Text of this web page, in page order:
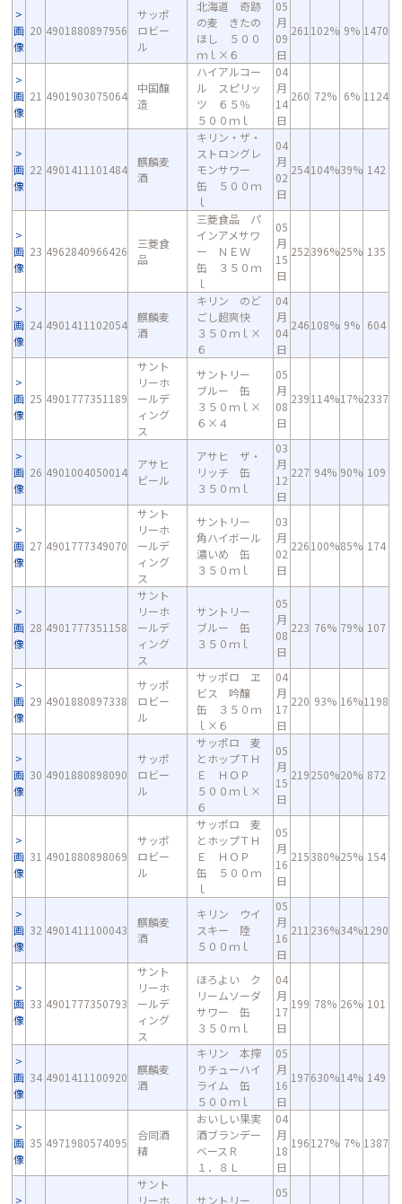
画
像
20 4901880897956
サッポ
ロビー
ル
北海道 奇跡
の麦 きたの
ほし ５００
ｍｌ×６
05
月
09
日
261 102% 9% 1470
画
像
21 4901903075064
中国醸
造
ハイアルコー
ル スピリッ
ツ ６５％
５００ｍｌ
04
月
14
日
260 72% 6% 1124
画
像
22 4901411101484
麒麟麦
酒
キリン・ザ・
ストロングレ
モンサワー
缶 ５００ｍ
ｌ
04
月
02
日
254104%39% 142
画
像
23 4962840966426
三菱食
品
三菱食品 パ
インアメサワ
ー ＮＥＷ
缶 ３５０ｍ
ｌ
05
月
15
日
252396%25% 135
画
像
24 4901411102054
麒麟麦
酒
キリン のど
ごし超爽快
３５０ｍｌ×
６
04
月
04
日
246108% 9% 604
画
像
25 4901777351189
サント
リーホ
ールデ
ィング
ス
サントリー
ブルー 缶
３５０ｍｌ×
６×４
05
月
08
日
239114%17%2337
画
像
26 4901004050014
アサヒ
ビール
アサヒ ザ・
リッチ 缶
３５０ｍｌ
03
月
12
日
227 94% 90% 109
画
像
27 4901777349070
サント
リーホ
ールデ
ィング
ス
サントリー
角ハイボール
濃いめ 缶
３５０ｍｌ
03
月
02
日
226100%85% 174
画
像
28 4901777351158
サント
リーホ
ールデ
ィング
ス
サントリー
ブルー 缶
３５０ｍｌ
05
月
08
日
223 76% 79% 107
画
像
29 4901880897338
サッポ
ロビー
ル
サッポロ ヱ
ビス 吟醸
缶 ３５０ｍ
ｌ×６
04
月
17
日
220 93% 16%1198
画
像
30 4901880898090
サッポ
ロビー
ル
サッポロ 麦
とホップＴＨ
Ｅ ＨＯＰ
５００ｍｌ×
６
05
月
15
日
219250%20% 872
画
像
31 4901880898069
サッポ
ロビー
ル
サッポロ 麦
とホップＴＨ
Ｅ ＨＯＰ
缶 ５００ｍ
ｌ
05
月
16
日
215380%25% 154
画
像
32 4901411100043
麒麟麦
酒
キリン ウイ
スキー 陸
５００ｍｌ
05
月
16
日
211 236%34%1290
画
像
33 4901777350793
サント
リーホ
ールデ
ィング
ス
ほろよい ク
リームソーダ
サワー 缶
３５０ｍｌ
04
月
17
日
199 78% 26% 101
画
像
34 4901411100920
麒麟麦
酒
キリン 本搾
りチューハイ
ライム 缶
５００ｍｌ
05
月
16
日
197630%14% 149
画
像
35 4971980574095
合同酒
精
おいしい果実
酒ブランデー
ベースＲ
１．８Ｌ
04
月
18
日
196127% 7% 1387
サント
リーホ
サントリー
05